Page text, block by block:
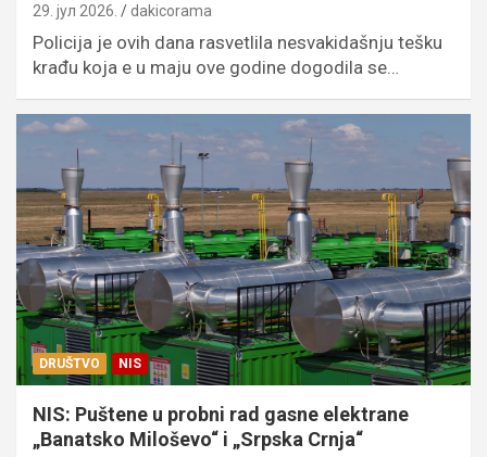
29. јул 2026. dakicorama
Policija je ovih dana rasvetlila nesvakidašnju tešku
krađu koja e u maju ove godine dogodila se…
DRUŠTVO NIS
NIS: Puštene u probni rad gasne elektrane
„Banatsko Miloševo“ i „Srpska Crnja“